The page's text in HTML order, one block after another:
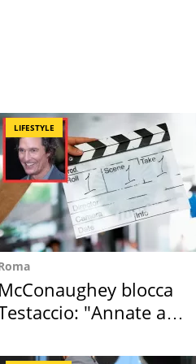
LIFESTYLE
McConaughey blocca
"Annate a